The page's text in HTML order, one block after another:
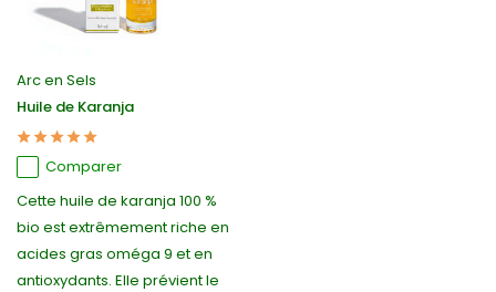
Arc en Sels
Huile de Karanja
Comparer
Cette huile de karanja 100 %
bio est extrêmement riche en
acides gras oméga 9 et en
antioxydants. Elle prévient le